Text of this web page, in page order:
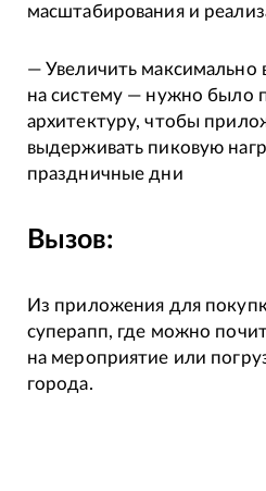
масштабирования и
— Увеличить максимально
на систему — нужно было
архитектуру, чтобы
выдерживать пиковую
праздничные дни
Вызов:
Из приложения для
суперапп, где можно
на мероприятие или
города.